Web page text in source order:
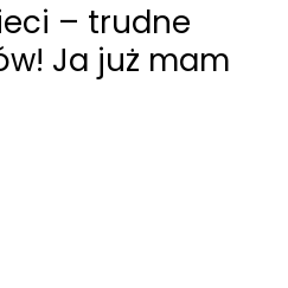
– trudne
Ja już mam